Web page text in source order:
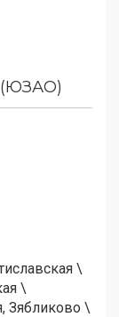
(ЮЗАО)
\
\
Зябликово \